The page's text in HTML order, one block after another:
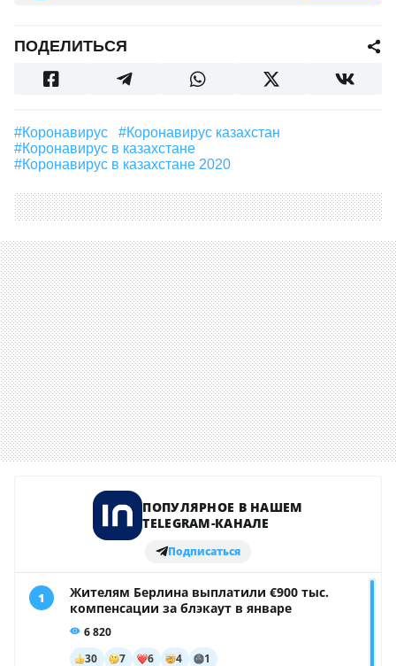
ПОДЕЛИТЬСЯ
#Коронавирус
#коронавирус казахстан
#коронавирус в казахстане
#коронавирус в казахстане 2020